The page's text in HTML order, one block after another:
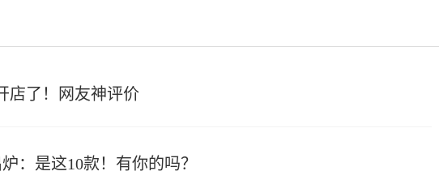
店了！网友神评价
：是这10款！有你的吗？